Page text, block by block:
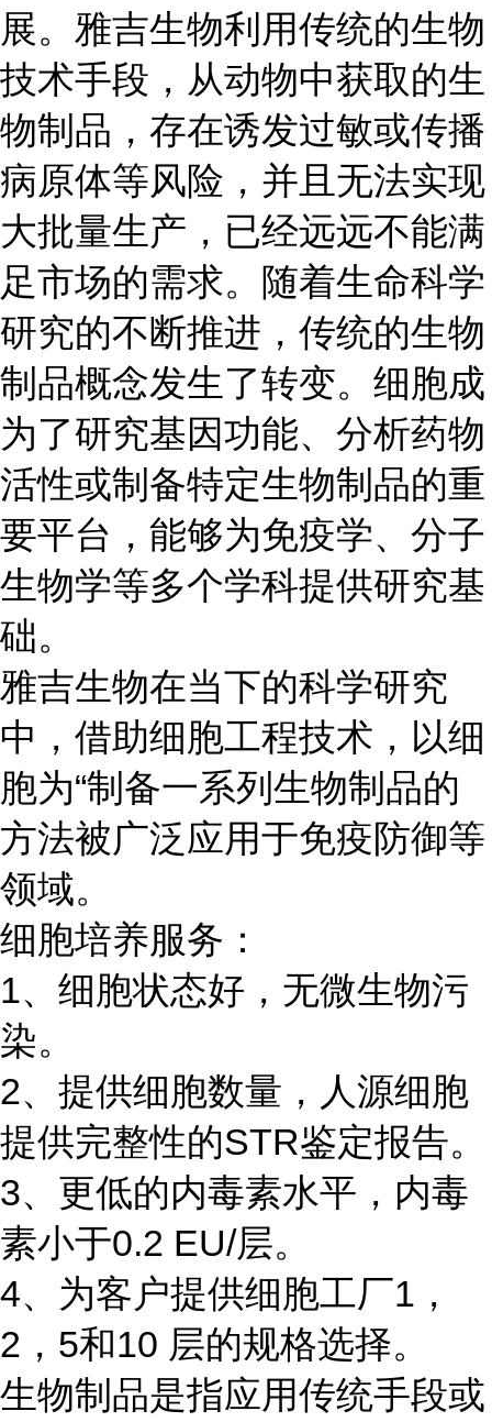
展。雅吉生物利用传统的生物
技术手段，从动物中获取的生
物制品，存在诱发过敏或传播
病原体等风险，并且无法实现
大批量生产，已经远远不能满
足市场的需求。随着生命科学
研究的不断推进，传统的生物
制品概念发生了转变。细胞成
为了研究基因功能、分析药物
活性或制备特定生物制品的重
要平台，能够为免疫学、分子
生物学等多个学科提供研究基
础。
雅吉生物在当下的科学研究
中，借助细胞工程技术，以细
胞为“制备一系列生物制品的
方法被广泛应用于免疫防御等
领域。
细胞培养服务：
1、细胞状态好，无微生物污
染。
2、提供细胞数量，人源细胞
提供完整性的STR鉴定报告。
3、更低的内毒素水平，内毒
素小于0.2 EU/层。
4、为客户提供细胞工厂1，
2，5和10 层的规格选择。
生物制品是指应用传统手段或